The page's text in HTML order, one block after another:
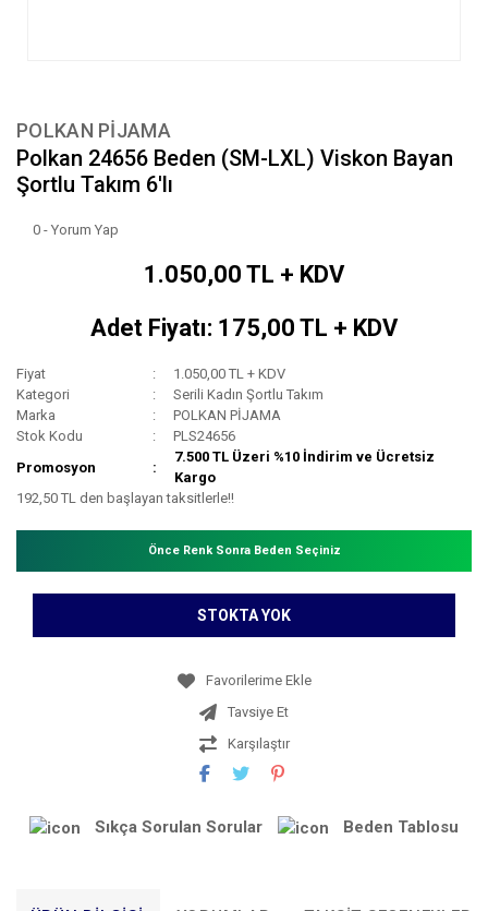
POLKAN PİJAMA
Polkan 24656 Beden (SM-LXL) Viskon Bayan
Şortlu Takım 6'lı
0 - Yorum Yap
1.050,00 TL + KDV
Adet Fiyatı: 175,00 TL + KDV
Fiyat
1.050,00 TL + KDV
Kategori
Serili Kadın Şortlu Takım
Marka
POLKAN PİJAMA
Stok Kodu
PLS24656
Promosyon
7.500 TL Üzeri %10 İndirim ve Ücretsiz
Kargo
192,50 TL den başlayan taksitlerle!!
Önce Renk Sonra Beden Seçiniz
STOKTA YOK
Tavsiye Et
Karşılaştır
Sıkça Sorulan Sorular Beden Tablosu